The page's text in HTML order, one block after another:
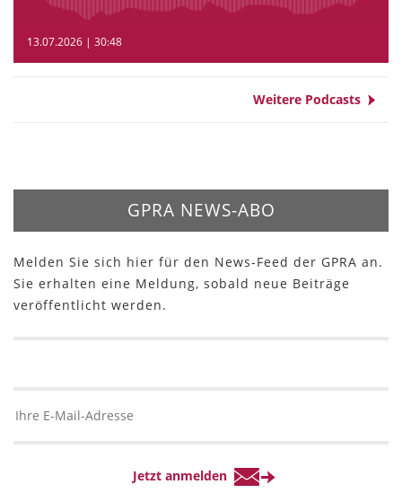
13.07.2026 | 30:48
Weitere Podcasts
GPRA NEWS-ABO
Melden Sie sich hier für den News-Feed der GPRA an.
Sie erhalten eine Meldung, sobald neue Beiträge
veröffentlicht werden.